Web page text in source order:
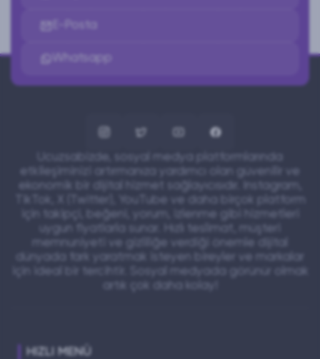
Whatsapp
HIZLI MENÜ